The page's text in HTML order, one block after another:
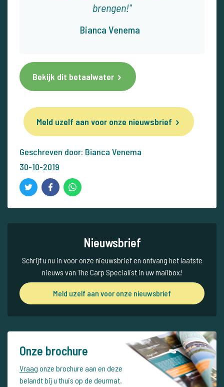
brengen!
Bianca Venema
Bekijk dit betaalwater
Meld uzelf aan voor onze nieuwsbrief
Geschreven door: Bianca Venema
30-10-2019
Nieuwsbrief
Schrijf u nu in voor onze nieuwsbrief en ontvang het laatste
nieuws van The Carp Specialist in uw mailbox!
Meld uzelf aan voor onze nieuwsbrief
Onze brochure
Vraag onze brochure aan en deze
belandt bij u thuis op de deurmat.